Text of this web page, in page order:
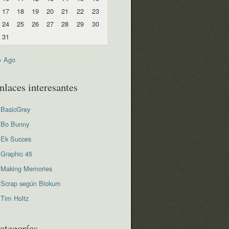
17
18 19 20 21 22
23
24
25 26 27 28 29
30
31
Ago
interesantes
BasicGrey
Bo Bunny
Ek Succes
Graphic 45
Making Memories
Scrap según Blokum
Tim Holtz